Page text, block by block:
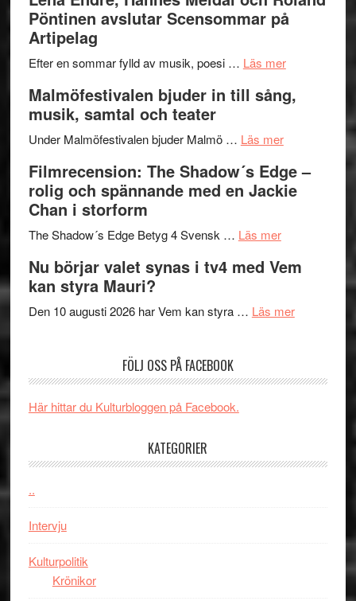
I
Delvis
genrens
terräng
på
Pöntinen avslutar Scensommar på
Artipelag
Efter en sommar fylld av musik, poesi … Läs merom
Endre,
Roland
Pöntinen
Artipelag
Malmöfestivalen bjuder in till sång,
musik, samtal och teater
Under Malmöfestivalen bjuder Malmö … Läs merom
bjuder
in
samtal
teater
Filmrecension: The Shadow´s Edge –
rolig och spännande med en Jackie
Chan i storform
The Shadow´s Edge Betyg 4 Svensk … Läs merom
The
´s
och
Jackie
Nu börjar valet synas i tv4 med Vem
kan styra Mauri?
Den 10 augusti 2026 har Vem kan styra … Läs merom
synas
Vem
FÖLJ OSS PÅ FACEBOOK
Här hittar du Kulturbloggen på Facebook.
KATEGORIER
..
Intervju
Kulturpolitik
Krönikor